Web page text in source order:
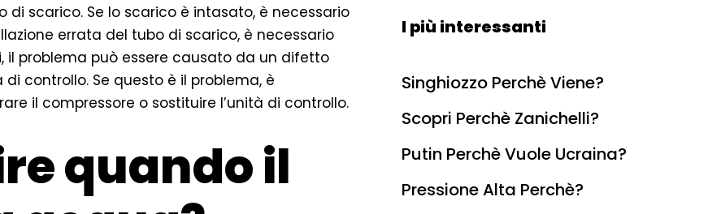
scarico. Se lo scarico è intasato, è necessario
errata del tubo di scarico, è necessario
il problema può essere causato da un difetto
controllo. Se questo è il problema, è
il compressore o sostituire l’unità di controllo.
quando il
I più interessanti
Singhiozzo Perchè Viene?
Scopri Perchè Zanichelli?
Putin Perchè Vuole Ucraina?
Pressione Alta Perchè?